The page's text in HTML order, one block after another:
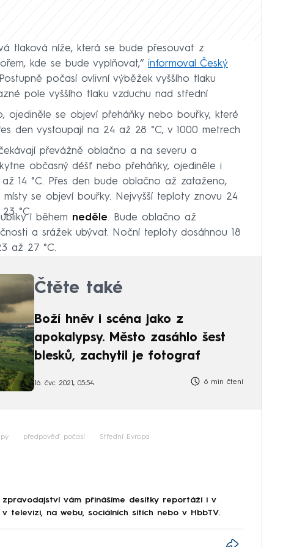
tlaková níže, která se bude přesouvat z
kde se bude vyplňovat,“ informoval Český
počasí ovlivní výběžek vyššího tlaku
pole vyššího tlaku vzduchu nad střední
ojediněle se objeví přeháňky nebo bouřky, které
den vystoupají na 24 až 28 °C, v 1000 metrech
převážně oblačno a na severu a
občasný déšť nebo přeháňky, ojediněle i
14 °C. Přes den bude oblačno až zataženo,
se objeví bouřky. Nejvyšší teploty znovu 24
°C.
i během neděle. Bude oblačno až
a srážek ubývat. Noční teploty dosáhnou 18
až 27 °C.
Čtěte také
Boží hněv i scéna jako z
apokalypsy. Město zasáhlo šest
blesků, zachytil je fotograf
16. čvc 2021, 05:54 6 min čtení
předpověď počasí Střední Evropa
vám přinášíme desítky reportáží i v
na webu, sociálních sítích nebo v HbbTV.